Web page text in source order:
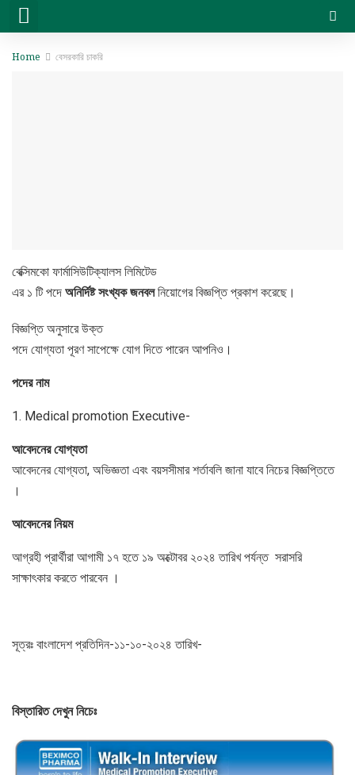
Home বেসরকারি চাকরি
বেক্সিমকো ফার্মাসিউটিক্যালস লিমিটেড
এর ১ টি পদে অনির্দিষ্ট সংখ্যক জনবলনিয়োগের বিজ্ঞপ্তি প্রকাশ করেছে।
বিজ্ঞপ্তি অনুসারে উক্ত
পদে যোগ্যতা পূরণ সাপেক্ষে যোগ দিতে পারেন আপনিও।
পদের নাম
1. Medical promotion Executive-
আবেদনের যোগ্যতা
আবেদনের যোগ্যতা, অভিজ্ঞতা এবং বয়সসীমার শর্তাবলি জানা যাবে নিচের বিজ্ঞপ্তিতে
।
আবেদনের নিয়ম
আগ্রহী প্রার্থীরা আগামী ১৭ হতে ১৯ অক্টোবর ২০২৪ তারিখ পর্যন্ত সরাসরি
সাক্ষাৎকার করতে পারবেন ।
সূত্রঃ বাংলাদেশ প্রতিদিন-১১-১০-২০২৪ তারিখ-
বিস্তারিত দেখুন নিচেঃ